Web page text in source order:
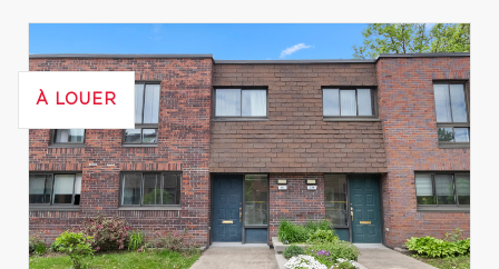
À LOUER